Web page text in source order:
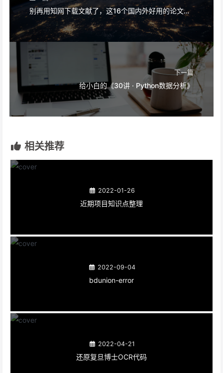
别再用知网下载文献了，这16个国内外好用的论文网站，赶紧收藏起来！
下一篇
给小白的《30讲 · Python数据分析》
相关推荐
2022-01-26
近期项目知识点整理
2022-09-04
bdunion-error
2022-04-21
还原复旦博士OCR代码